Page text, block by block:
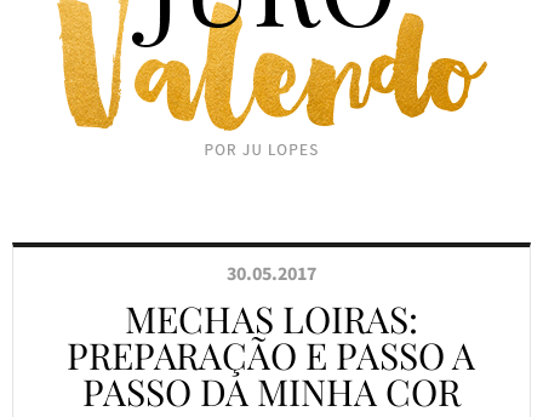
30.05.2017
MECHAS LOIRAS:
PREPARAÇÃO E PASSO A
PASSO DA MINHA COR